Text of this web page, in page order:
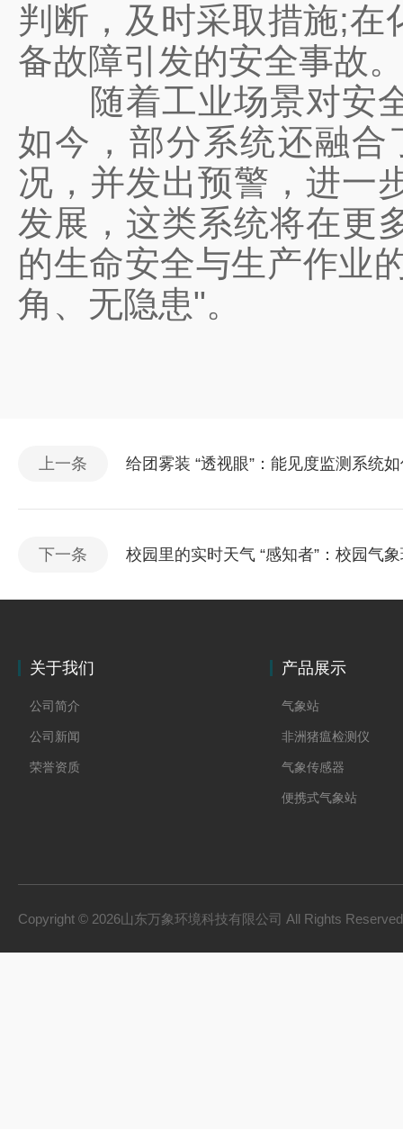
判断，及时采取措施;在
备故障引发的安全事故。
随着工业场景对安全
如今，部分系统还融
况，并发出预警，进一
发展，这类系统将在更
的生命安全与生产作业
角、无隐患"。
上一条 给团雾装 “透视眼”：能见度监测系统
下一条 校园里的实时天气 “感知者”：校园气
关于我们
公司简介
公司新闻
荣誉资质
产品展示
气象站
非洲猪瘟检测仪
气象传感器
便携式气象站
手持气象站
土壤墒情监测系统
负氧离子监测系统
Copyright © 2026山东万象环境科技有限公司 All Rights